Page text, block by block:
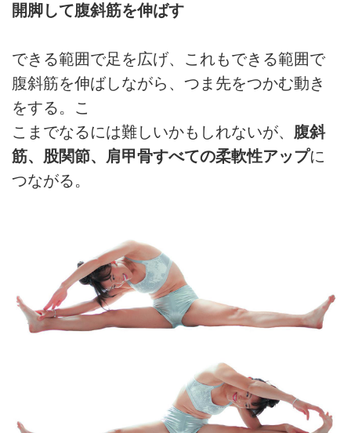
開脚して腹斜筋を伸ばす
できる範囲で足を広げ、これもできる範囲で
腹斜筋を伸ばしながら、つま先をつかむ動き
をする。こ
こまでなるには難しいかもしれないが、 腹斜
筋、股関節、肩甲骨すべての柔軟性アップに
つながる。